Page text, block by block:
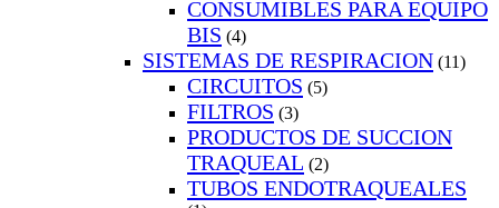
CONSUMIBLES PARA EQUIPO
BIS (4)
SISTEMAS DE RESPIRACION (11)
CIRCUITOS (5)
FILTROS (3)
PRODUCTOS DE SUCCION
TRAQUEAL (2)
TUBOS ENDOTRAQUEALES